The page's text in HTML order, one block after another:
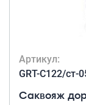
Артикул:
GRT-C122/ст-
Саквояж